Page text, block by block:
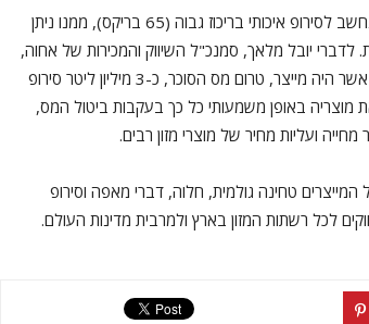
סירופ לשתייה של חברת "אחוה", בכשרות בד"ץ עדה חרדית, נחשב לסירופ איכותי בריכוז גבוה (65 בריקס), ממנו ניתן
לדברי יובל מלאך, סמנכ"ל השיווק והמכירות של אחוה,
"אנו שמחים לחדש את ייצור קו מוצרי הסירופ לשתייה במפעל, אשר היה מייצר, טרום מס הסוכר, כ-3 מיליון ליטר סירופ
מוצריה באופן משמעותי כל כך בעקבות ביטול המס,
ועליות מחיר של מוצרי מזון רבים.
באריאל המייצרים טחינה גולמית, חלוה, דברי מאפה וסירופ